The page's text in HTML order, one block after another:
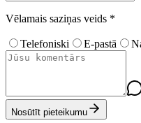
Vēlamais saziņas veids *
Telefoniski E-pastā
Nosūtīt pieteikumu